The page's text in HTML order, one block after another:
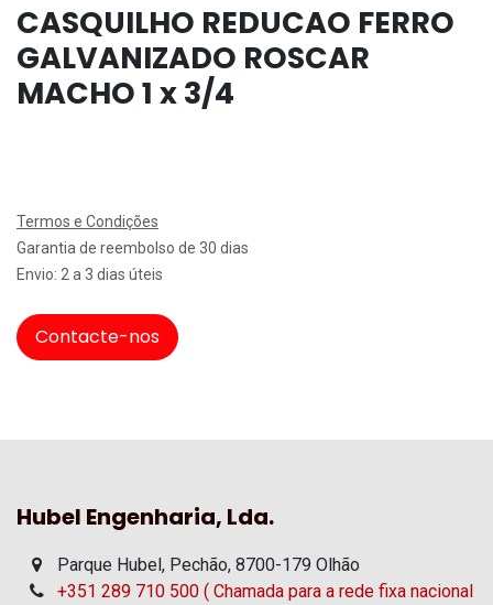
CASQUILHO REDUCAO FERRO
GALVANIZADO ROSCAR
MACHO 1 x 3/4
Termos e Condições
Garantia de reembolso de 30 dias
Envio: 2 a 3 dias úteis
Contacte-nos
Hubel Engenharia, Lda.
Parque Hubel, Pechão, 8700-179 Olhão
+351 289 710 500 ( Chamada para a rede fixa nacional